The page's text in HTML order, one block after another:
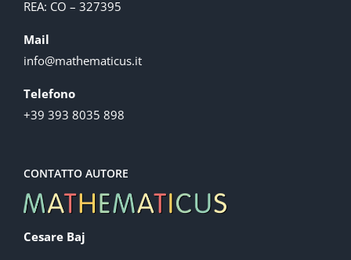
REA: CO – 327395
Mail
info@mathematicus.it
Telefono
+39 393 8035 898
CONTATTO AUTORE
Cesare Baj